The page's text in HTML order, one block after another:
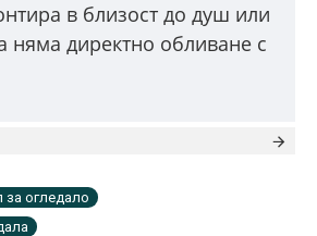
в близост до душ или
няма директно обливане с
за огледало